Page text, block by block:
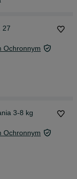
27
Ochronnym
3-8 kg
Ochronnym